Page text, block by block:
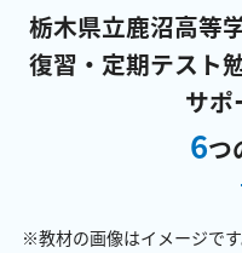
栃木県立鹿沼高等
復習・定期テスト
サ
6つ
※教材の画像はイメージで